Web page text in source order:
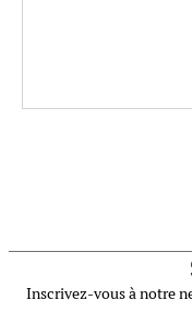
Inscrivez-vous à notre